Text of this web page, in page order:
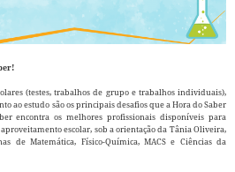
(testes, trabalhos de grupo e trabalhos individuais),
ao estudo são os principais desafios que a Hora do Saber
encontra os melhores profissionais disponíveis para
escolar, sob a orientação da Tânia Oliveira,
de Matemática, Físico-Química, MACS e Ciências da